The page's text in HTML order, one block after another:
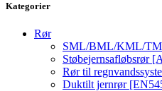
Kategorier
Rør
SML/BML/KML/
Støbejernsafløbsrør
Rør til
Duktilt jernrør